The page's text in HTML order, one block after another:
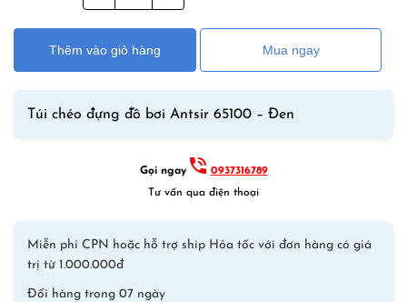
Chéo
Đựng
Đồ
Bơi
65100
Thêm vào giỏ hàng Mua ngay
Túi chéo đựng đồ bơi Antsir 65100 – Đen
Gọi ngay
0937316789
Tư vấn qua điện thoại
Miễn phí CPN hoặc hỗ trợ ship Hỏa tốc với đơn hàng có giá
trị từ 1.000.000đ
Đổi hàng trong 07 ngày